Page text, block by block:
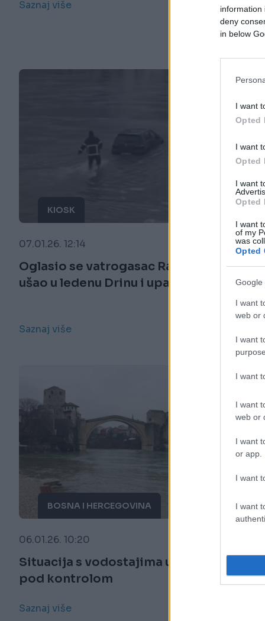
information
deny
in below
I want
Opted
I want
Opted
I want
Opted
I want
of my
was
Opted
Google
I want
web or
I want
I want
I want
web or
I want
or app.
I want
I want
Saznaj više
KIOSK
07.01.26. 12:14
Oglasio se vatrogasac Rade koji je
ušao u ledenu Drinu i upalio golf
Saznaj više
BOSNA I HERCEGOVINA
06.01.26. 10:20
Situacija s vodostajima u Hercegovini
pod kontrolom
Saznaj više